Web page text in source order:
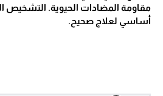
مقاومة المضادات الحيوية. التشخيص
أساسي لعلاج صحيح.